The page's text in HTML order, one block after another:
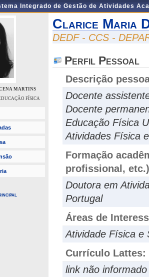
Integrado de Gestão de Atividades
MARTINS
FÍSICA
Clarice Maria
DEDF - CCS -
Perfil Pessoal
Descrição
Docente
Docente
Educação Física
Atividades Física
Formação
profissional, etc.)
Doutora em
Portugal
Áreas de
Atividade Física e
Currículo Lattes:
link não informado